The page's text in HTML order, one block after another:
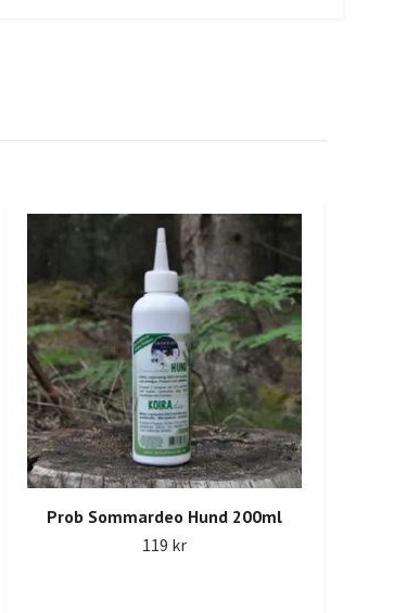
Prob Sommardeo Hund 200ml
119 kr